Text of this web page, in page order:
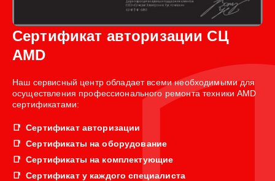
Сертификат авторизации СЦ
AMD
Наш сервисный центр обладает всеми необходимыми для
осуществления профессионального ремонта техники AMD
сертификатами:
Сертификат авторизации
Сертификаты на оборудование
Сертификаты на комплектующие
Сертификат у каждого специалиста